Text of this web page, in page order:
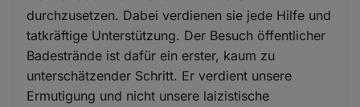
durchzusetzen. Dabei verdienen sie jede Hilfe und
tatkräftige Unterstützung. Der Besuch öffentlicher
Badestrände ist dafür ein erster, kaum zu
unterschätzender Schritt. Er verdient unsere
Ermutigung und nicht unsere laizistische